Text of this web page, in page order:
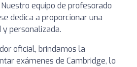
equipo de profesorado
dedica a proporcionar una
personalizada.
oficial, brindamos la
exámenes de Cambridge, lo